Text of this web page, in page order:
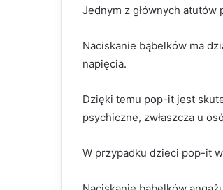
Jednym z głównych
Naciskanie bąbelków ma
napięcia.
Dzięki temu pop-it jest
psychiczne, zwłaszcza u
W przypadku dzieci pop-it